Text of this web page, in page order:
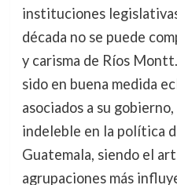
instituciones
década no se puede
y carisma de Ríos
sido en buena medida
asociados a su
indeleble en la política
Guatemala, siendo el
agrupaciones más